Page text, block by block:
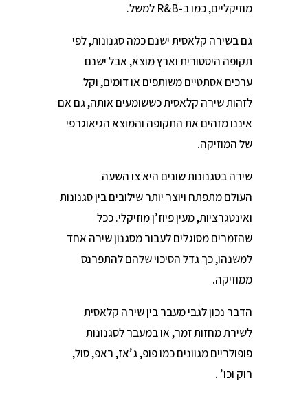
מוזיקליים, כמו ב-R&B למשל.
גם בשירה קלאסית ישנם כמה סגנונות, לפי
תקופה היסטורית וארץ מוצא, אבל ישנם
ערכים אסתטיים משותפים או דומים, וקל
לזהות שירה קלאסית כששומעים אותה, גם אם
איננו מזהים את התקופה והמוצא הגיאוגרפי
של המוזיקה.
שירה בסגנונות שונים היא צו השעה
העולם מתפתח ויוצר יותר שילובים בין סגנונות
ואינטגרציות, מעין פיוז’ן מוזיקלי. ככל
שהזמרים מסוגלים לעבור מסגנון שירה אחד
למשנהו, כך גדל הסיכוי שלהם להתפרנס
ממוזיקה.
הדבר נכון לגבי מעבר בין שירה קלאסית
לשירת מחזות זמר, או במעבר לסגנונות
פופולריים מגוונים כמו פופ, ג’אז, ראפ, סול,
רוק וכו’ .